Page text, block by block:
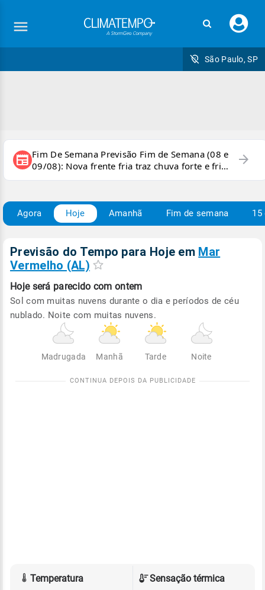
seu
São Paulo, SP
newspaper Fim De Semana Previsão Fim de Semana (08 e
09/08): Nova frente fria traz chuva forte e frio
para áreas do país
arrow_forward
Agora Hoje Amanhã Fim de semana 15
Previsão do Tempo para Hoje em Mar
Vermelho (AL)
Hoje será parecido com ontem
Sol com muitas nuvens durante o dia e períodos de céu
nublado. Noite com muitas nuvens.
Madrugada Manhã Tarde Noite
Temperatura
Sensação térmica